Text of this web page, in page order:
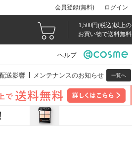
会員登録(無料) ログイン
1,500円(税込)以上の
お買い物で送料無料
ヘルプ
送影響 メンテナンスのお知らせ 一覧へ